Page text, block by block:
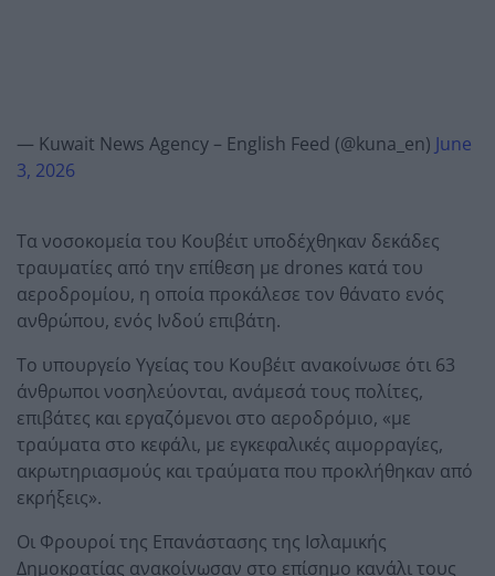
— Kuwait News Agency – English Feed (@kuna_en) June
3, 2026
Τα νοσοκομεία του Κουβέιτ υποδέχθηκαν δεκάδες
τραυματίες από την επίθεση με drones κατά του
αεροδρομίου, η οποία προκάλεσε τον θάνατο ενός
ανθρώπου, ενός Ινδού επιβάτη.
Το υπουργείο Υγείας του Κουβέιτ ανακοίνωσε ότι 63
άνθρωποι νοσηλεύονται, ανάμεσά τους πολίτες,
επιβάτες και εργαζόμενοι στο αεροδρόμιο, «με
τραύματα στο κεφάλι, με εγκεφαλικές αιμορραγίες,
ακρωτηριασμούς και τραύματα που προκλήθηκαν από
εκρήξεις».
Οι Φρουροί της Επανάστασης της Ισλαμικής
Δημοκρατίας ανακοίνωσαν στο επίσημο κανάλι τους